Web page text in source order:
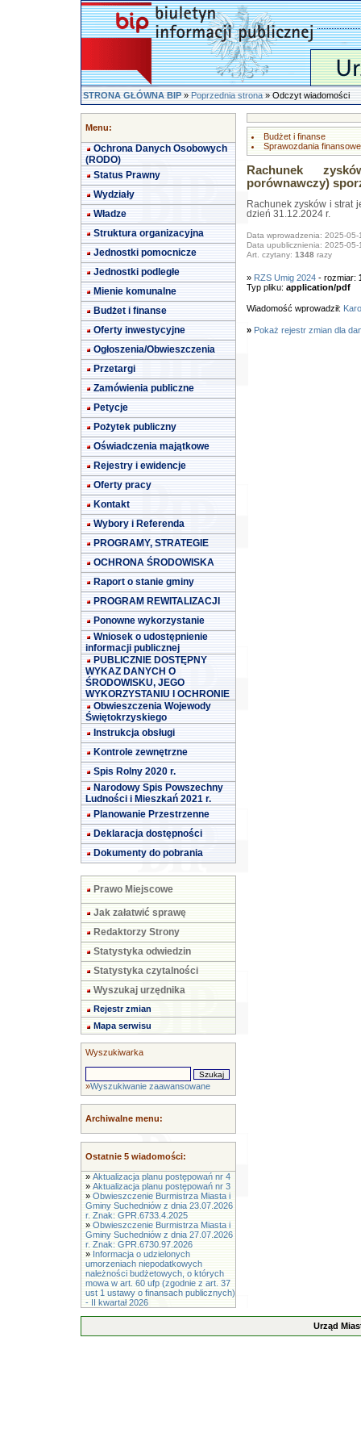
STRONA GŁÓWNA BIP»Poprzednia strona» Odczyt wiadomości
Menu:
Ochrona Danych Osobowych
(RODO)
Status Prawny
Wydziały
Władze
Struktura organizacyjna
Jednostki pomocnicze
Jednostki podległe
Mienie komunalne
Budżet i finanse
Oferty inwestycyjne
Ogłoszenia/Obwieszczenia
Przetargi
Zamówienia publiczne
Petycje
Pożytek publiczny
Oświadczenia majątkowe
Rejestry i ewidencje
Oferty pracy
Kontakt
Wybory i Referenda
PROGRAMY, STRATEGIE
OCHRONA ŚRODOWISKA
Raport o stanie gminy
PROGRAM REWITALIZACJI
Ponowne wykorzystanie
Wniosek o udostępnienie
informacji publicznej
PUBLICZNIE DOSTĘPNY
WYKAZ DANYCH O
ŚRODOWISKU, JEGO
WYKORZYSTANIU I OCHRONIE
Obwieszczenia Wojewody
Świętokrzyskiego
Instrukcja obsługi
Kontrole zewnętrzne
Spis Rolny 2020 r.
Narodowy Spis Powszechny
Ludności i Mieszkań 2021 r.
Planowanie Przestrzenne
Deklaracja dostępności
Dokumenty do pobrania
Prawo Miejscowe
Jak załatwić sprawę
Redaktorzy Strony
Statystyka odwiedzin
Statystyka czytalności
Wyszukaj urzędnika
Rejestr zmian
Mapa serwisu
Wyszukiwarka
»Wyszukiwanie zaawansowane
Archiwalne menu:
Ostatnie 5 wiadomości:
» Aktualizacja planu postępowań nr 4
» Aktualizacja planu postępowań nr 3
» Obwieszczenie Burmistrza Miasta i
Gminy Suchedniów z dnia 23.07.2026
r. Znak: GPR.6733.4.2025
» Obwieszczenie Burmistrza Miasta i
Gminy Suchedniów z dnia 27.07.2026
r. Znak: GPR.6730.97.2026
» Informacja o udzielonych
umorzeniach niepodatkowych
należności budżetowych, o których
mowa w art. 60 ufp (zgodnie z art. 37
ust 1 ustawy o finansach publicznych)
- II kwartał 2026
Budżet i finanse
Sprawozdania finansowe
Rachunek
porównawczy)
Rachunek zysków i strat
dzień 31.12.2024 r.
Data wprowadzenia: 2025-05-
Data upublicznienia: 2025-05-
Art. czytany: 1348 razy
» RZS Umig 2024- rozmiar:
Typ pliku: application/pdf
Wiadomość wprowadził:
» Pokaż rejestr zmian dla
Urząd